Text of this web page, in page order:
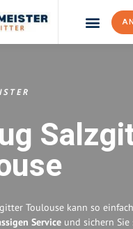
Toulouse kann so
Service und sichern Sie